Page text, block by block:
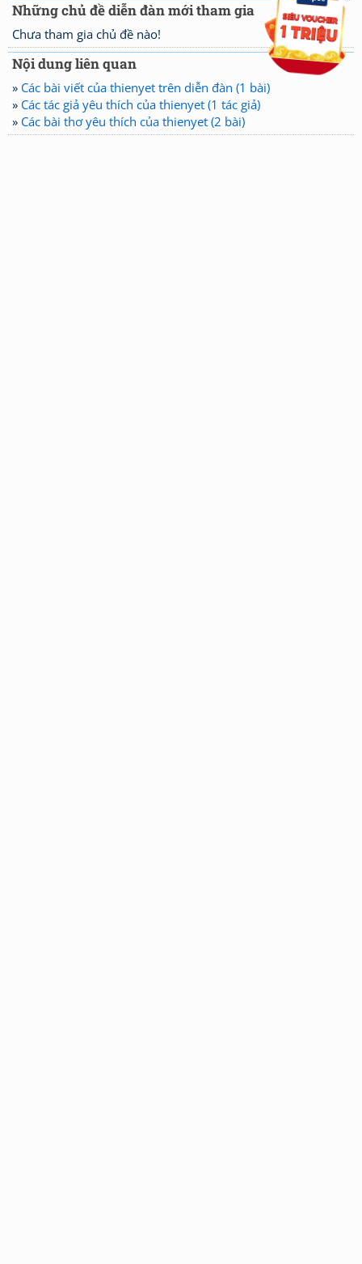
Những chủ đề diễn đàn mới tham gia
Chưa tham gia chủ đề nào!
Nội dung liên quan
» Các bài viết của thienyet trên diễn đàn (1 bài)
» Các tác giả yêu thích của thienyet (1 tác giả)
» Các bài thơ yêu thích của thienyet (2 bài)